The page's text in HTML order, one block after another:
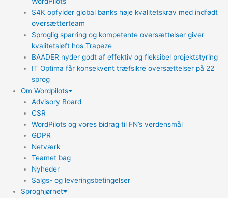
S4K opfylder global banks høje kvalitetskrav med indfødt
oversætterteam
Sproglig sparring og kompetente oversættelser giver
kvalitetsløft hos Trapeze
BAADER nyder godt af effektiv og fleksibel projektstyring
IT Optima får konsekvent træfsikre oversættelser på 22
sprog
Om Wordpilots
Advisory Board
CSR
WordPilots og vores bidrag til FN’s verdensmål
GDPR
Netværk
Teamet bag
Nyheder
Salgs- og leveringsbetingelser
Sproghjørnet